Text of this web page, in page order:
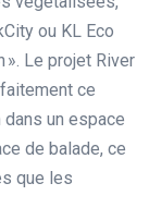
ou KL Eco
». Le projet River
ce
un espace
de balade, ce
que les